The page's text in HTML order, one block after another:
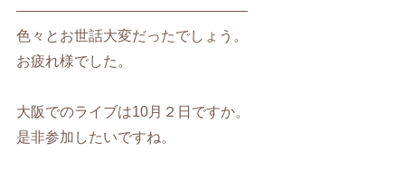
————————————————
色々とお世話大変だったでしょう。
お疲れ様でした。
大阪でのライブは10月２日ですか。
是非参加したいですね。